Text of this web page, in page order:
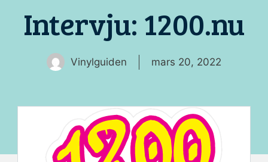
Intervju: 1200.nu
Vinylguiden mars 20, 2022